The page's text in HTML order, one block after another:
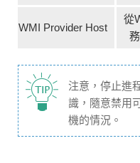
WMI Provider Host
從
注意，停止進
識，隨意禁用
機的情況。